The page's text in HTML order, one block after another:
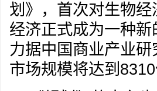
划》，首次对生物
经济正式成为一种
力据中国商业产业
市场规模将达到